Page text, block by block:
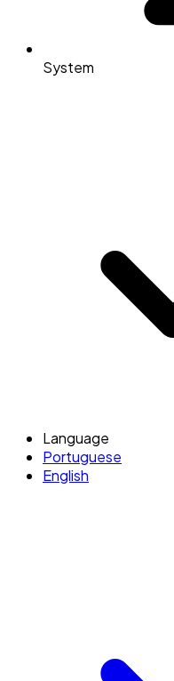
System
Language
Portuguese
English